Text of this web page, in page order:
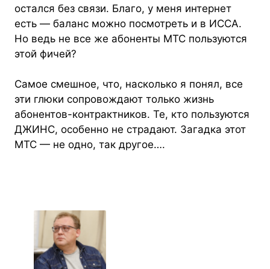
остался без связи. Благо, у меня интернет
есть — баланс можно посмотреть и в ИССА.
Но ведь не все же абоненты МТС пользуются
этой фичей?
Самое смешное, что, насколько я понял, все
эти глюки сопровождают только жизнь
абонентов-контрактников. Те, кто пользуются
ДЖИНС, особенно не страдают. Загадка этот
МТС — не одно, так другое….